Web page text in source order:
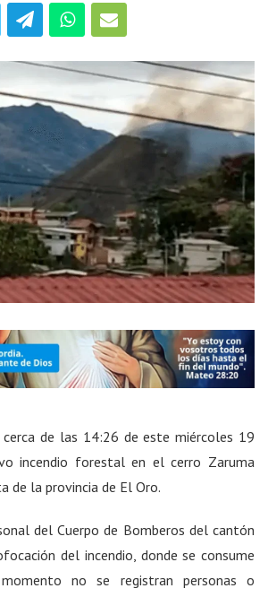
de las 14:26 de este miércoles 19
incendio forestal en el cerro Zaruma
de la provincia de El Oro.
del Cuerpo de Bomberos del cantón
del incendio, donde se consume
no se registran personas o